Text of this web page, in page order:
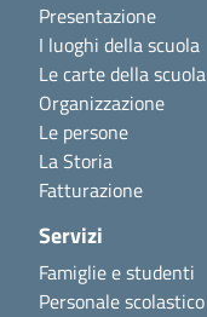
Presentazione
I luoghi della scuola
Le carte della scuola
Organizzazione
Le persone
La Storia
Fatturazione
Servizi
Famiglie e studenti
Personale scolastico